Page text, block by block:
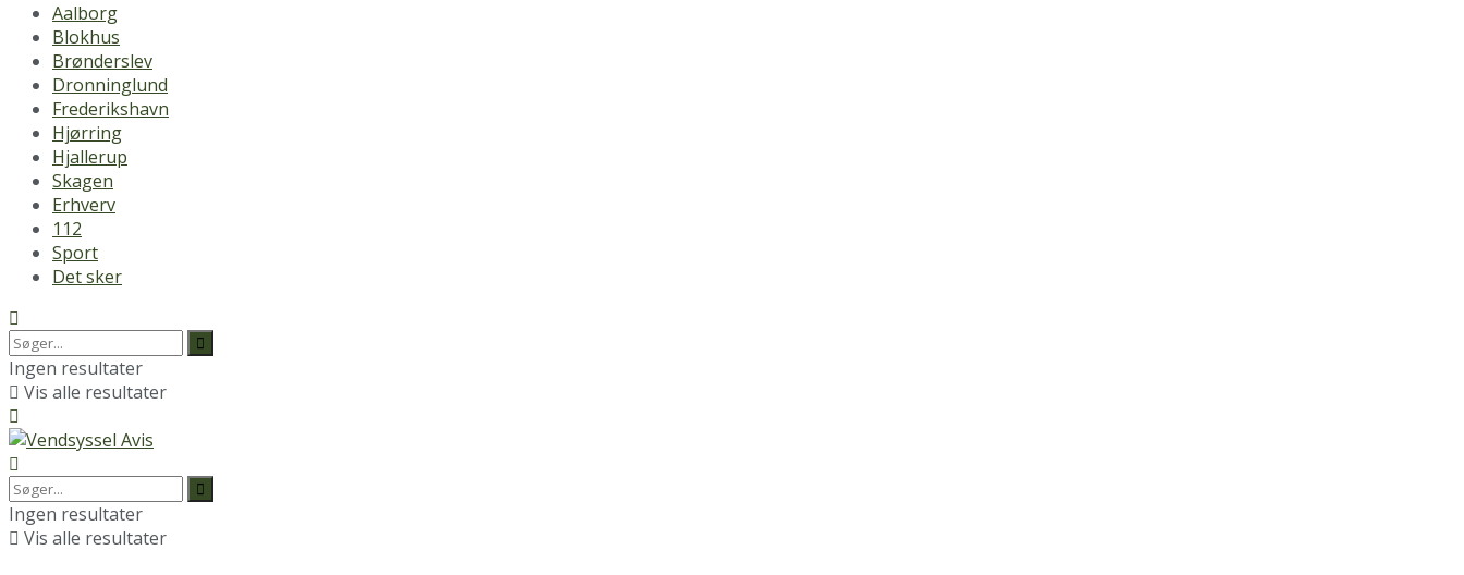
Aalborg
Blokhus
Brønderslev
Dronninglund
Frederikshavn
Hjørring
Hjallerup
Skagen
Erhverv
112
Sport
Det sker
Ingen resultater
Vis alle resultater
Ingen resultater
Vis alle resultater